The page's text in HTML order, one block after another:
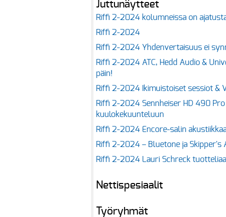
Juttunäytteet
Riffi 2-2024 kolumneissa on
Riffi 2-2024
Riffi 2-2024 Yhdenvertaisuus ei
Riffi 2-2024 ATC, Hedd Audio &
päin!
Riffi 2-2024 Ikimuistoiset sessiot &
Riffi 2-2024 Sennheiser HD 490
kuulokekuunteluun
Riffi 2-2024 Encore-salin
Riffi 2-2024 – Bluetone ja
Riffi 2-2024 Lauri Schreck
Nettispesiaalit
Työryhmät